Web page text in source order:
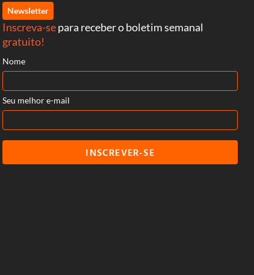
Newsletter
Inscreva-separa receber o boletim semanal
gratuito!
Nome
Seu melhor e-mail
INSCREVER-SE